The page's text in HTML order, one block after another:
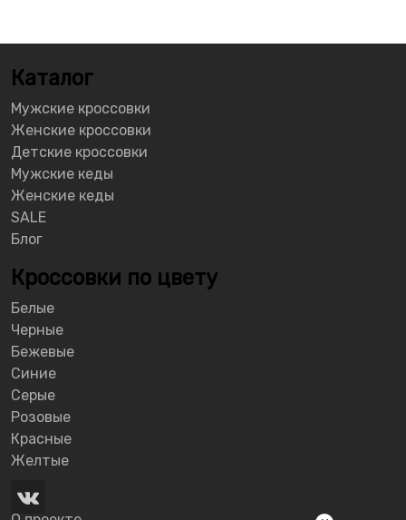
Каталог
Мужские кроссовки
Женские кроссовки
Детские кроссовки
Мужские кеды
Женские кеды
SALE
Блог
Кроссовки по цвету
Белые
Черные
Бежевые
Синие
Серые
Розовые
Красные
Желтые